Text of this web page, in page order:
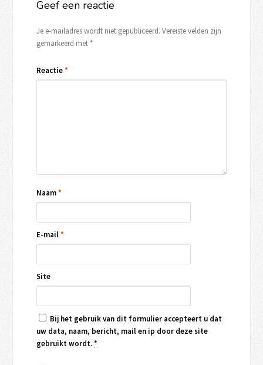
Geef een reactie
Je e-mailadres wordt niet gepubliceerd. Vereiste velden zijn
gemarkeerd met*
Reactie*
Naam*
E-mail*
Site
Bij het gebruik van dit formulier accepteert u dat
uw data, naam, bericht, mail en ip door deze site
gebruikt wordt.*